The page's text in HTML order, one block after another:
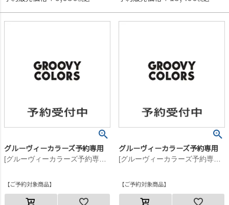
グルーヴィーカラーズ予約専用
[グルーヴィーカラーズ予約専用] GRVYCLRS フリース プルオーバー【11月入荷予定】 28LGN淡緑
ご予約対象商品
グルーヴィーカラーズ予約専用
[グルーヴィーカラーズ予約専用] GRVYCLRS フリース プルオーバー【11月入荷予定】 28LGN淡緑
ご予約対象商品